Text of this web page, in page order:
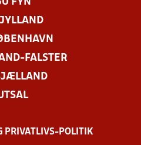
FYN
FALSTER
PRIVATLIVS-POLITIK